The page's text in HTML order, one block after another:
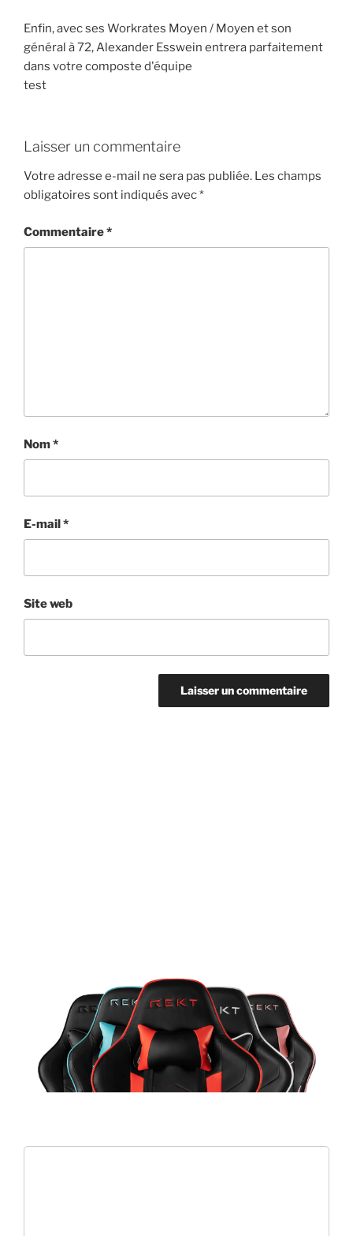
Enfin, avec ses Workrates Moyen / Moyen et son
général à 72, Alexander Esswein entrera parfaitement
dans votre composte d'équipe
test
Laisser un commentaire
Votre adresse e-mail ne sera pas publiée. Les champs
obligatoires sont indiqués avec*
Commentaire*
Nom*
E-mail*
Site web